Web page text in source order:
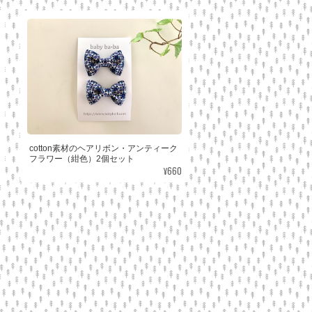
cotton素材のヘアリボン・アンティーク
フラワー（紺色）2個セット
¥660